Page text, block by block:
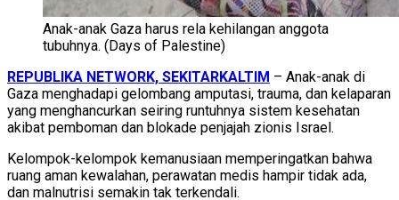
Anak-anak Gaza harus rela kehilangan anggota
tubuhnya. (Days of Palestine)
REPUBLIKA NETWORK, SEKITARKALTIM – Anak-anak di
Gaza menghadapi gelombang amputasi, trauma, dan kelaparan
yang menghancurkan seiring runtuhnya sistem kesehatan
akibat pemboman dan blokade penjajah zionis Israel.
Kelompok-kelompok kemanusiaan memperingatkan bahwa
ruang aman kewalahan, perawatan medis hampir tidak ada,
dan malnutrisi semakin tak terkendali.